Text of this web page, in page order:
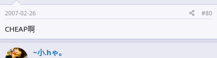
2007-02-26 #80
CHEAP啊
~小.hゃ。